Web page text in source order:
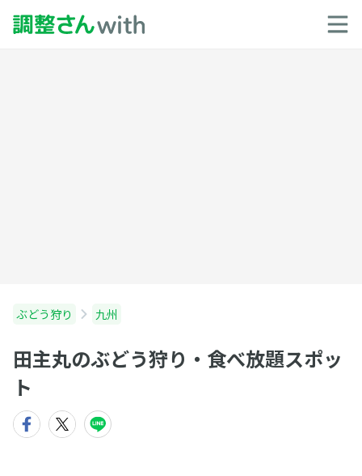
ぶどう狩り 九州
田主丸のぶどう狩り・食べ放題スポッ
ト